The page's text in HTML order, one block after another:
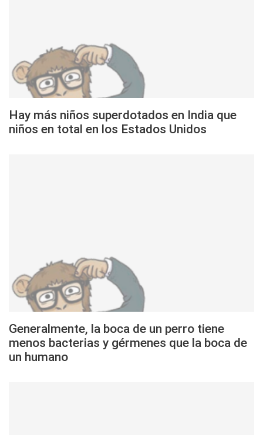
Hay más niños superdotados en India que
niños en total en los Estados Unidos
Generalmente, la boca de un perro tiene
menos bacterias y gérmenes que la boca de
un humano